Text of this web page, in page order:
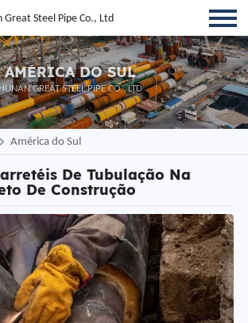
Great Steel Pipe Co., Ltd
AMÉRICA DO SUL
GREAT STEEL PIPE CO., LTD
América do Sul
De Tubulação Na
De Construção